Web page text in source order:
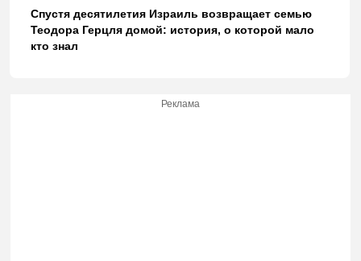
Спустя десятилетия Израиль возвращает семью
Теодора Герцля домой: история, о которой мало
кто знал
Реклама